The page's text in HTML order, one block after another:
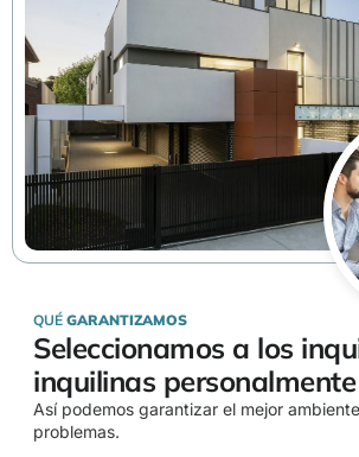
QUÉ GARANTIZAMOS
Seleccionamos a los
inquilinas personalmente
Así podemos garantizar el mejor
problemas.